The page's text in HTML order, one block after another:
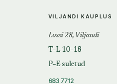
VILJANDI KAUPLUS
Lossi 28, Viljandi
T–L 10–18
P–E suletud
683 7712